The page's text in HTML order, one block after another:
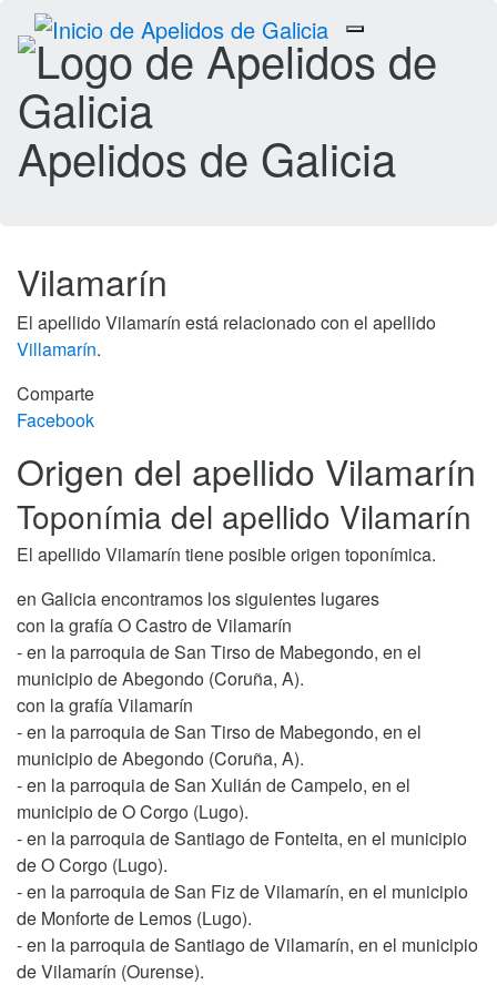
Toggle
navigation
Apelidos de Galicia
Vilamarín
El apellido Vilamarín está relacionado con el apellido
Villamarín.
Comparte
Facebook
Origen del apellido Vilamarín
Toponímia del apellido Vilamarín
El apellido Vilamarín tiene posible origen toponímica.
en Galicia encontramos los siguientes lugares
con la grafía O Castro de Vilamarín
- en la parroquia de San Tirso de Mabegondo, en el
municipio de Abegondo (Coruña, A).
con la grafía Vilamarín
- en la parroquia de San Tirso de Mabegondo, en el
municipio de Abegondo (Coruña, A).
- en la parroquia de San Xulián de Campelo, en el
municipio de O Corgo (Lugo).
- en la parroquia de Santiago de Fonteita, en el municipio
de O Corgo (Lugo).
- en la parroquia de San Fiz de Vilamarín, en el municipio
de Monforte de Lemos (Lugo).
- en la parroquia de Santiago de Vilamarín, en el municipio
de Vilamarín (Ourense).